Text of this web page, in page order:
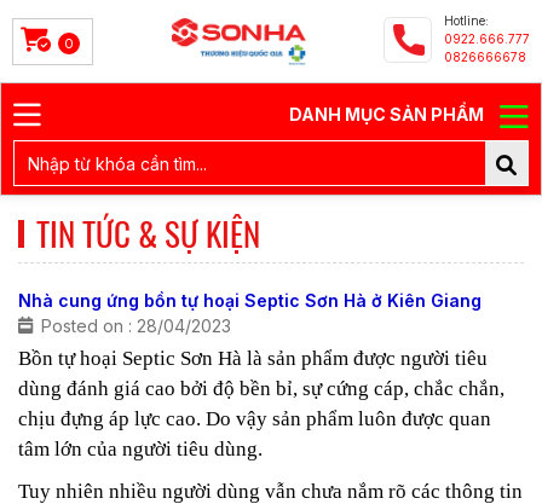
0
Hotline:
0922.666.777
0826666678
DANH MỤC SẢN PHẨM
TIN TỨC & SỰ KIỆN
Nhà cung ứng bồn tự hoại Septic Sơn Hà ở Kiên Giang
Posted on : 28/04/2023
Bồn tự hoại Septic Sơn Hà là sản phẩm được người tiêu
dùng đánh giá cao bởi độ bền bỉ, sự cứng cáp, chắc chắn,
chịu đựng áp lực cao. Do vậy sản phẩm luôn được quan
tâm lớn của người tiêu dùng.
Tuy nhiên nhiều người dùng vẫn chưa nắm rõ các thông tin